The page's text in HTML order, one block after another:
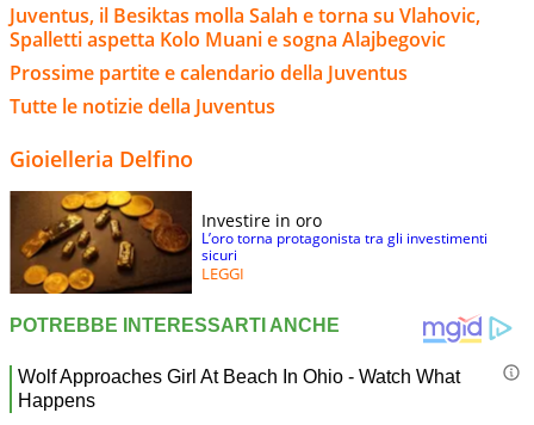
Juventus, il Besiktas molla Salah e torna su Vlahovic,
Spalletti aspetta Kolo Muani e sogna Alajbegovic
Prossime partite e calendario della Juventus
Tutte le notizie della Juventus
Gioielleria Delfino
Investire in oro
L’oro torna protagonista tra gli investimenti
sicuri
LEGGI